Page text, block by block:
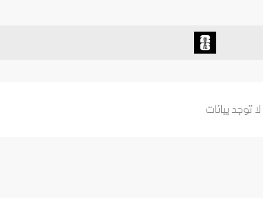
لا توجد بيانات